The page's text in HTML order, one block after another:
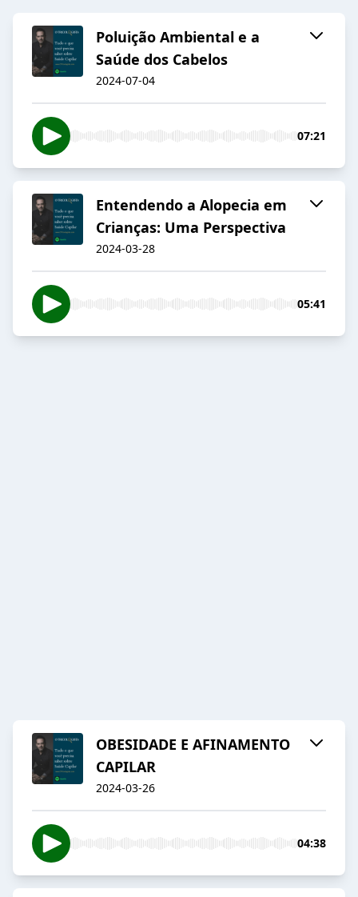
Poluição Ambiental e a
Saúde dos Cabelos
2024-07-04
07:21
Entendendo a Alopecia em
Crianças: Uma Perspectiva
2024-03-28
05:41
OBESIDADE E AFINAMENTO
CAPILAR
2024-03-26
04:38